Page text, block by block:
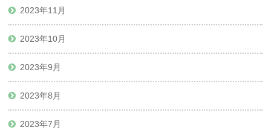
2023年11月
2023年10月
2023年9月
2023年8月
2023年7月